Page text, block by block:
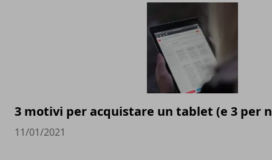
3 motivi per acquistare un tablet (e 3 per
11/01/2021